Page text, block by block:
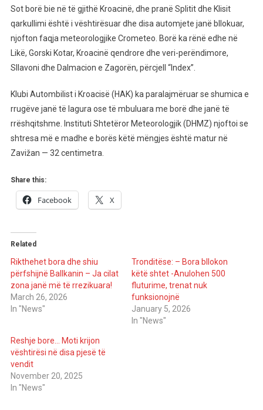
Sot borë bie në të gjithë Kroacinë, dhe pranë Splitit dhe Klisit
qarkullimi është i vështirësuar dhe disa automjete janë bllokuar,
njofton faqja meteorologjike Crometeo. Borë ka rënë edhe në
Likë, Gorski Kotar, Kroacinë qendrore dhe veri-perëndimore,
Sllavoni dhe Dalmacion e Zagorën, përcjell “Index”.
Klubi Autombilist i Kroacisë (HAK) ka paralajmëruar se shumica e
rrugëve janë të lagura ose të mbuluara me borë dhe janë të
rrëshqitshme. Instituti Shtetëror Meteorologjik (DHMZ) njoftoi se
shtresa më e madhe e borës këtë mëngjes është matur në
Zavižan — 32 centimetra.
Share this:
Facebook X
Related
Rikthehet bora dhe shiu
përfshijnë Ballkanin – Ja cilat
zona janë më të rrezikuara!
March 26, 2026
In "News"
Tronditëse: – Bora bllokon
këtë shtet -Anulohen 500
fluturime, trenat nuk
funksionojnë
January 5, 2026
In "News"
Reshje bore… Moti krijon
vështirësi në disa pjesë të
vendit
November 20, 2025
In "News"